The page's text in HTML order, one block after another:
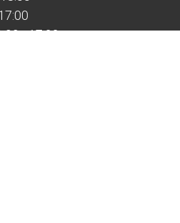
- 17:00